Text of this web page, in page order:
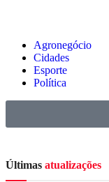
Agronegócio
Cidades
Esporte
Política
Últimas atualizações